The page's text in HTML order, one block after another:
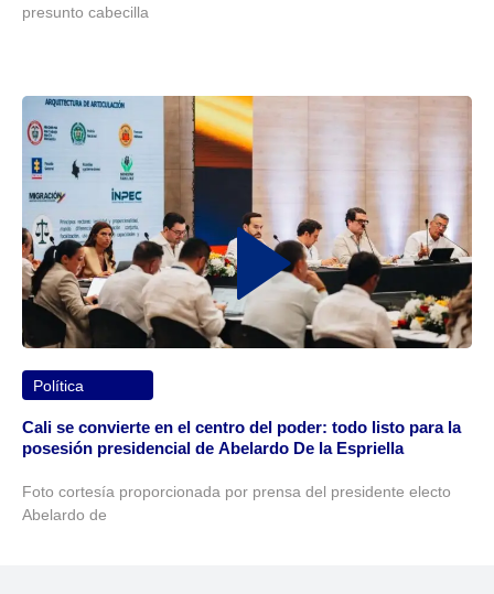
presunto cabecilla
Política
Cali se convierte en el centro del poder: todo listo para la
posesión presidencial de Abelardo De la Espriella
Foto cortesía proporcionada por prensa del presidente electo
Abelardo de